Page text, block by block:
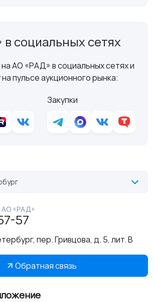
социальных сетях
АО «РАД» в социальных сетях и
пульсе аукционного рынка:
Закупки
«РАД»
57
пер. Гривцова, д. 5, лит. В
Обратная связь